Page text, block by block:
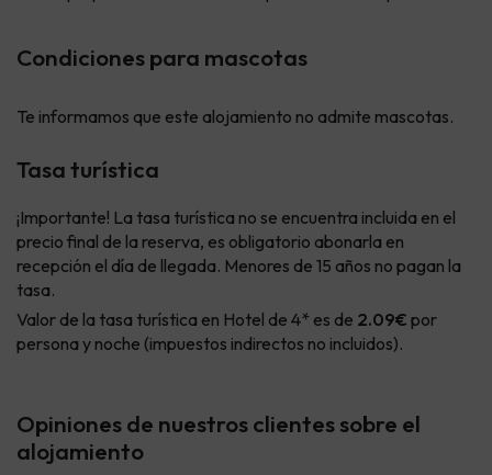
Condiciones para mascotas
Te informamos que este alojamiento no admite mascotas.
Tasa turística
¡Importante! La tasa turística no se encuentra incluida en el
precio final de la reserva, es obligatorio abonarla en
recepción el día de llegada. Menores de 15 años no pagan la
tasa.
Valor de la tasa turística en Hotel de 4* es de 2.09€ por
persona y noche (impuestos indirectos no incluidos).
Opiniones de nuestros clientes sobre el
alojamiento